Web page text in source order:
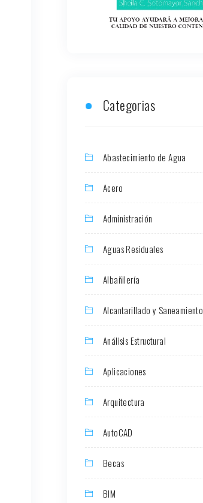
Categorias
Abastecimiento de Agua
Acero
Administración
Aguas Residuales
Albañilería
Alcantarillado y Saneamiento
Análisis Estructural
Aplicaciones
Arquitectura
AutoCAD
Becas
BIM